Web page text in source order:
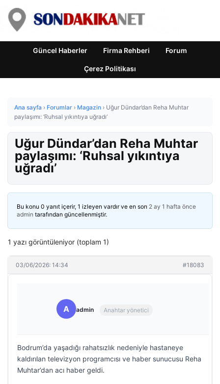
Güncel Haberler Firma Rehberi Forum
Çerez Politikası
Ana sayfa › Forumlar › Magazin › Uğur Dündar’dan Reha Muhtar
paylaşımı: ‘Ruhsal yıkıntıya uğradı’
Uğur Dündar’dan Reha Muhtar
paylaşımı: ‘Ruhsal yıkıntıya
uğradı’
Bu konu 0 yanıt içerir, 1 izleyen vardır ve en son 2 ay 1 hafta önce
admin tarafından güncellenmiştir.
1 yazı görüntüleniyor (toplam 1)
03/06/2026: 14:34 #18083
A admin Anahtar yönetici
Bodrum’da yaşadığı rahatsızlık nedeniyle hastaneye
kaldırılan televizyon programcısı ve haber sunucusu Reha
Muhtar’dan acı haber geldi.